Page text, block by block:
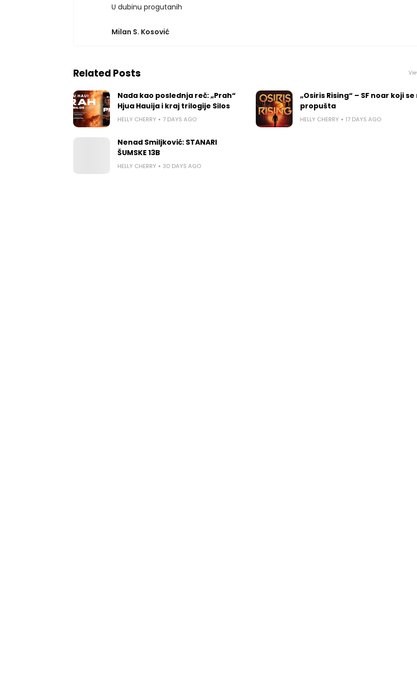
U dubinu progutanih
Milan S. Kosović
Related Posts
Nada kao poslednja reč: „Prah“
Hjua Hauija i kraj trilogije Silos
HELLY CHERRY 7 DAYS AGO
„Osiris Rising“ – SF noar koji se
propušta
HELLY CHERRY 17 DAYS AGO
Nenad Smiljković: STANARI
ŠUMSKE 13B
HELLY CHERRY 30 DAYS AGO